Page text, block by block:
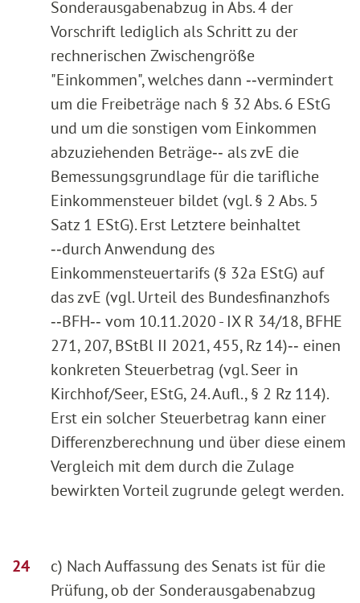
Sonderausgabenabzug in Abs. 4 der
Vorschrift lediglich als Schritt zu der
rechnerischen Zwischengröße
"Einkommen", welches dann ‑‑vermindert
um die Freibeträge nach § 32 Abs. 6 EStG
und um die sonstigen vom Einkommen
abzuziehenden Beträge‑‑ als zvE die
Bemessungsgrundlage für die tarifliche
Einkommensteuer bildet (vgl. § 2 Abs. 5
Satz 1 EStG). Erst Letztere beinhaltet
‑‑durch Anwendung des
Einkommensteuertarifs (§ 32a EStG) auf
das zvE (vgl. Urteil des Bundesfinanzhofs
‑‑BFH‑‑ vom 10.11.2020 - IX R 34/18, BFHE
271, 207, BStBl II 2021, 455, Rz 14)‑‑ einen
konkreten Steuerbetrag (vgl. Seer in
Kirchhof/Seer, EStG, 24. Aufl., § 2 Rz 114).
Erst ein solcher Steuerbetrag kann einer
Differenzberechnung und über diese einem
Vergleich mit dem durch die Zulage
bewirkten Vorteil zugrunde gelegt werden.
c) Nach Auffassung des Senats ist für die
Prüfung, ob der Sonderausgabenabzug